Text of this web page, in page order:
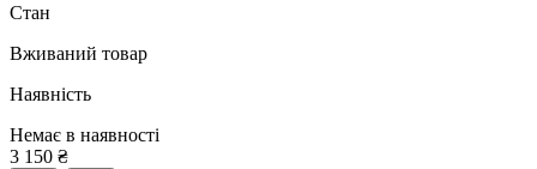
Стан
Вживаний товар
Наявність
Немає в наявності
3 150 ₴